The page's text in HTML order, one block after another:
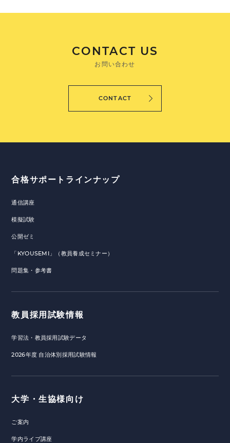
CONTACT US
お問い合わせ
CONTACT
合格サポートラインナップ
通信講座
模擬試験
公開ゼミ
「KYOUSEMI」（教員養成セミナー）
問題集・参考書
教員採用試験情報
学習法・教員採用試験データ
2026年度 自治体別採用試験情報
大学・生協様向け
ご案内
学内ライブ講座